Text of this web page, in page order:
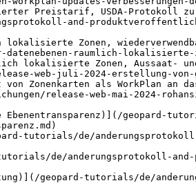
Preistarif, USDA-
and-
lokalisierte Zonen,
raumlich-lokalisierte-
lokalisierte Zonen, Aussaat-
web-juli-2024-erstellung-
Zonenkarten als WorkPlan an
release-web-mai-2024-
geopard-
tutorials/de/
de/anderungsprotokoll-
geopard-tutorials/de/